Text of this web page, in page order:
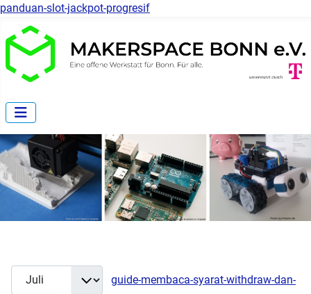
panduan-slot-jackpot-progresif
Filter
Monat
guide-membaca-syarat-withdraw-dan-